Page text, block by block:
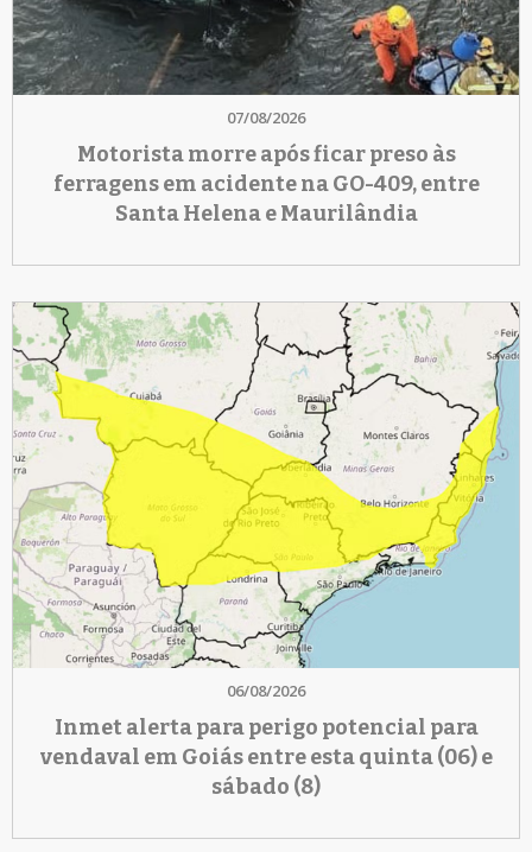
07/08/2026
Motorista morre após ficar preso às
ferragens em acidente na GO-409, entre
Santa Helena e Maurilândia
06/08/2026
Inmet alerta para perigo potencial para
vendaval em Goiás entre esta quinta (06) e
sábado (8)